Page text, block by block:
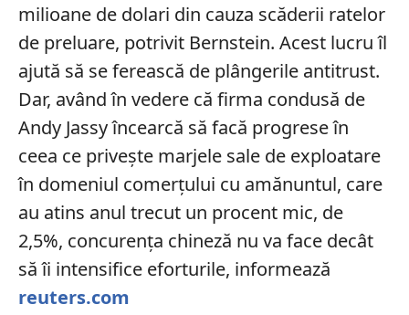
milioane de dolari din cauza scăderii ratelor
de preluare, potrivit Bernstein. Acest lucru îl
ajută să se ferească de plângerile antitrust.
Dar, având în vedere că firma condusă de
Andy Jassy încearcă să facă progrese în
ceea ce privește marjele sale de exploatare
în domeniul comerțului cu amănuntul, care
au atins anul trecut un procent mic, de
2,5%, concurența chineză nu va face decât
să îi intensifice eforturile, informează
reuters.com